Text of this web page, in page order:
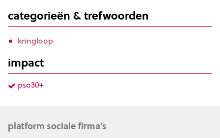
categorieën & trefwoorden
kringloop
impact
pso30+
platform sociale firma’s